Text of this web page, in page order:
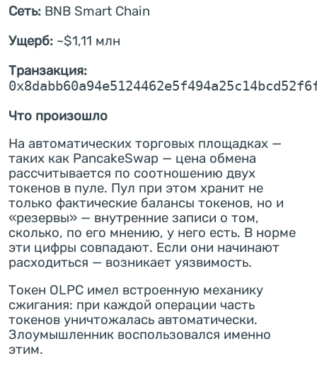
Сеть: BNB Smart Chain
Ущерб: ~$1,11 млн
Транзакция:
Что произошло
На автоматических торговых площадках —
таких как PancakeSwap — цена обмена
рассчитывается по соотношению двух
токенов в пуле. Пул при этом хранит не
только фактические балансы токенов, но и
«резервы» — внутренние записи о том,
сколько, по его мнению, у него есть. В норме
эти цифры совпадают. Если они начинают
расходиться — возникает уязвимость.
Токен OLPC имел встроенную механику
сжигания: при каждой операции часть
токенов уничтожалась автоматически.
Злоумышленник воспользовался именно
этим.